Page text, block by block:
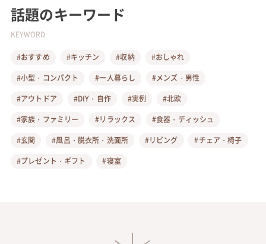
話題のキーワード
KEYWORD
#おすすめ #キッチン #収納
#おしゃれ
#小型・コンパクト
#一人暮らし
#メンズ・男性
#アウトドア
#DIY・自作 #実例
#北欧
#家族・ファミリー
#リラックス
#食器・ディッシュ
#玄関
#風呂・脱衣所・洗面所 #リビング
#チェア・椅子
#プレゼント・ギフト
#寝室